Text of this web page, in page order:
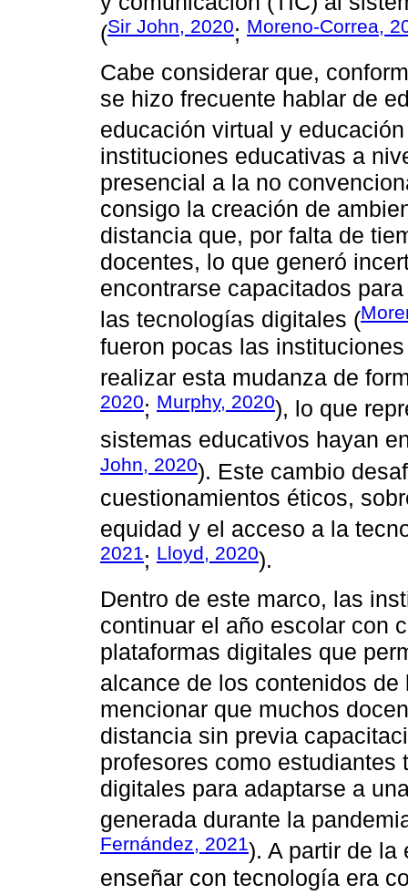
(Sir John, 2020; Moreno-Correa,
Cabe considerar que,
se hizo frecuente hablar de
educación virtual y
instituciones educativas a
presencial a la no
consigo la creación de
distancia que, por falta de
docentes, lo que generó
encontrarse capacitados
las tecnologías digitales (
fueron pocas las
realizar esta mudanza de
2020; Murphy, 2020), lo que
sistemas educativos hayan
John, 2020). Este cambio
cuestionamientos éticos,
equidad y el acceso a la
2021; Lloyd, 2020).
Dentro de este marco, las
continuar el año escolar con
plataformas digitales que
alcance de los contenidos de
mencionar que muchos
distancia sin previa
profesores como
digitales para adaptarse a
generada durante la
Fernández, 2021). A partir de la
enseñar con tecnología era